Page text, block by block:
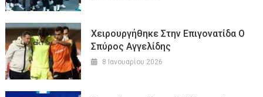
Χειρουργήθηκε Στην Επιγονατίδα Ο
Σπύρος Αγγελίδης
8 Ιανουαρίου 2026